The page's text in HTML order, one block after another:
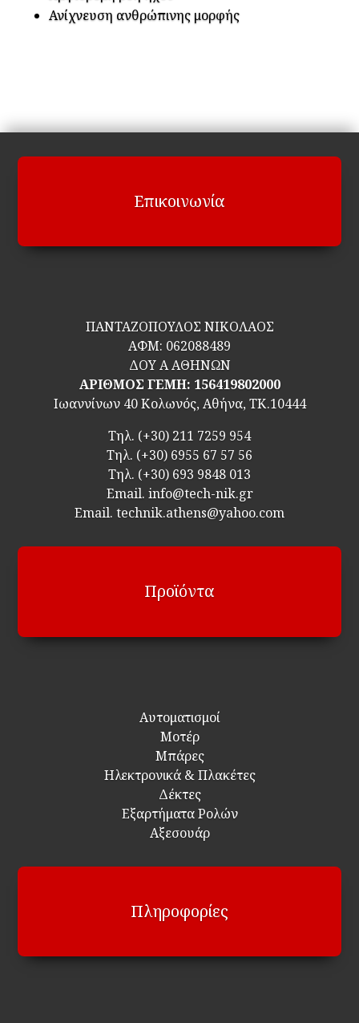
Ανίχνευση ανθρώπινης μορφής
Επικοινωνία
ΠΑΝΤΑΖΟΠΟΥΛΟΣ ΝΙΚΟΛΑΟΣ
ΑΦΜ: 062088489
ΔΟΥ Α ΑΘΗΝΩΝ
ΑΡΙΘΜΟΣ ΓΕΜΗ: 156419802000
Ιωαννίνων 40 Κολωνός, Αθήνα, ΤΚ.10444
Τηλ. (+30) 211 7259 954
Τηλ. (+30) 6955 67 57 56
Τηλ. (+30) 693 9848 013
Email. info@tech-nik.gr
Email. technik.athens@yahoo.com
Προϊόντα
Αυτοματισμοί
Μοτέρ
Μπάρες
Ηλεκτρονικά & Πλακέτες
Δέκτες
Εξαρτήματα Ρολών
Αξεσουάρ
Πληροφορίες